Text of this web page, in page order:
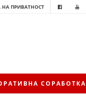
ПРИВАТНОСТ
СОРАБОТКА